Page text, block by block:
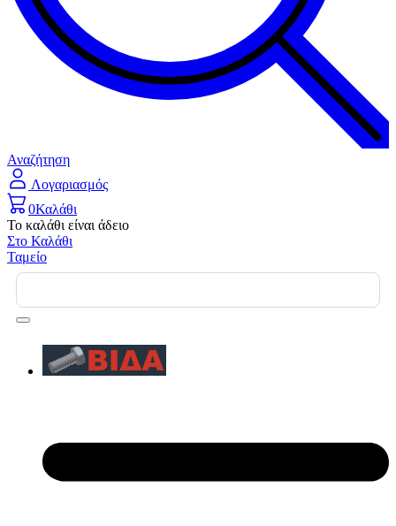
Αναζήτηση
Λογαριασμός
0Καλάθι
Το καλάθι είναι άδειο
Στο Καλάθι
Ταμείο